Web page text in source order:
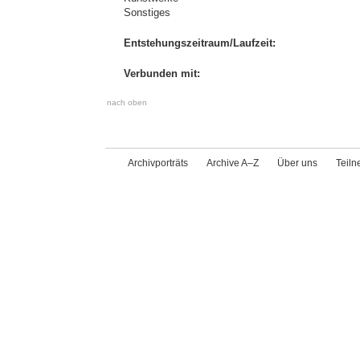
Sonstiges
Entstehungszeitraum/Laufzeit:
Verbunden mit:
nach oben
Archivporträts Archive A–Z Über uns